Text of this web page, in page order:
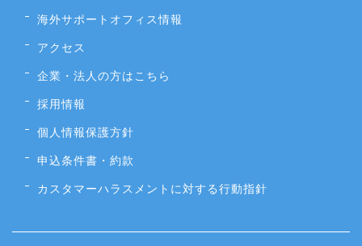
海外サポートオフィス情報
アクセス
企業・法人の方はこちら
採用情報
個人情報保護方針
申込条件書・約款
カスタマーハラスメントに対する行動指針